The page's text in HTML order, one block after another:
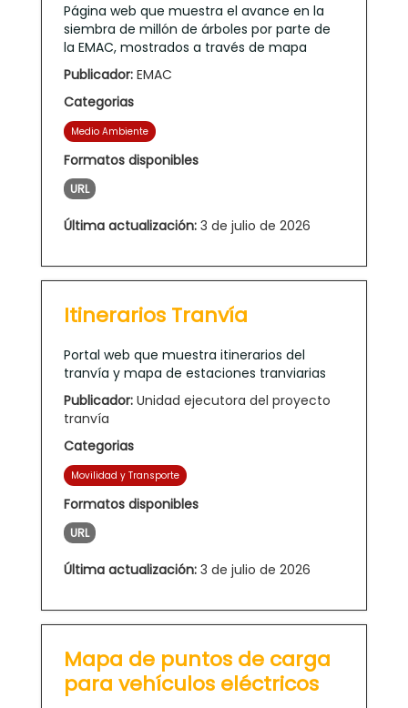
Página web que muestra el avance en la
siembra de millón de árboles por parte de
la EMAC, mostrados a través de mapa
Publicador: EMAC
Categorias
Medio Ambiente
Formatos disponibles
URL
Última actualización: 3 de julio de 2026
Itinerarios Tranvía
Portal web que muestra itinerarios del
tranvía y mapa de estaciones tranviarias
Publicador: Unidad ejecutora del proyecto
tranvía
Categorias
Movilidad y Transporte
Formatos disponibles
URL
Última actualización: 3 de julio de 2026
Mapa de puntos de carga
para vehículos eléctricos